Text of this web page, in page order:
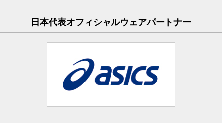
日本代表オフィシャルウェアパートナー